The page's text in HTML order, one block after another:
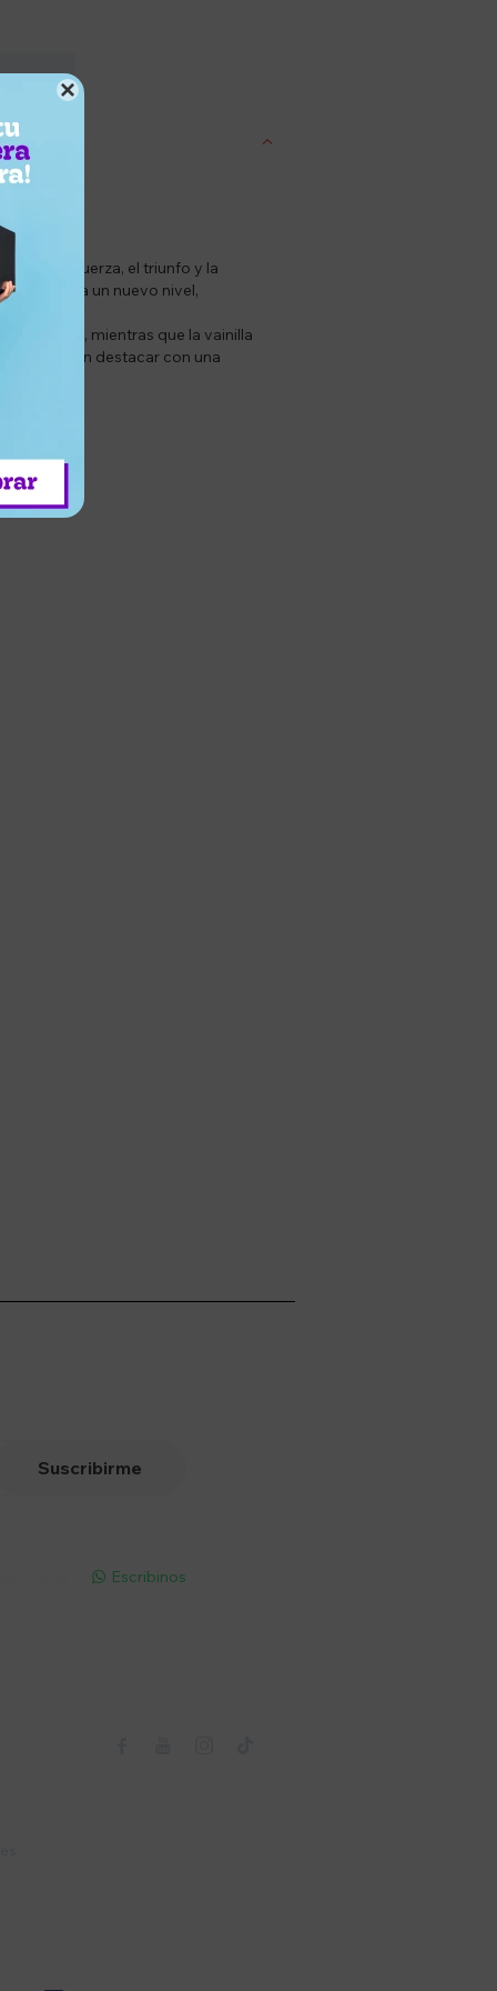

la fuerza, el triunfo y la
Invictus a un nuevo nivel,
el pachuli, mientras que la vainilla
buscan destacar con una
Suscribirme
 Escribinos